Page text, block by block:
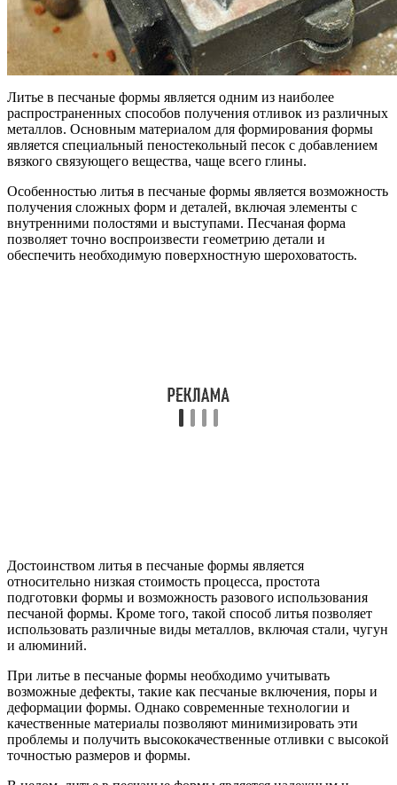
Литье в песчаные формы является одним из наиболее
распространенных способов получения отливок из различных
металлов. Основным материалом для формирования формы
является специальный пеностекольный песок с добавлением
вязкого связующего вещества, чаще всего глины.
Особенностью литья в песчаные формы является возможность
получения сложных форм и деталей, включая элементы с
внутренними полостями и выступами. Песчаная форма
позволяет точно воспроизвести геометрию детали и
обеспечить необходимую поверхностную шероховатость.
Достоинством литья в песчаные формы является
относительно низкая стоимость процесса, простота
подготовки формы и возможность разового использования
песчаной формы. Кроме того, такой способ литья позволяет
использовать различные виды металлов, включая стали, чугун
и алюминий.
При литье в песчаные формы необходимо учитывать
возможные дефекты, такие как песчаные включения, поры и
деформации формы. Однако современные технологии и
качественные материалы позволяют минимизировать эти
проблемы и получить высококачественные отливки с высокой
точностью размеров и формы.